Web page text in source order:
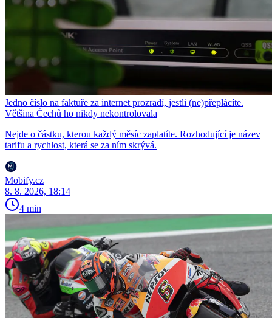
Jedno číslo na faktuře za internet prozradí, jestli (ne)přeplácíte.
Většina Čechů ho nikdy nekontrolovala
Nejde o částku, kterou každý měsíc zaplatíte. Rozhodující je název
tarifu a rychlost, která se za ním skrývá.
Mobify.cz
8. 8. 2026, 18:14
4 min